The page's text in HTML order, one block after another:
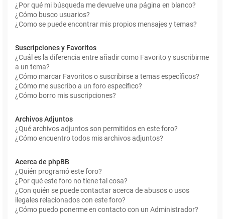
¿Por qué mi búsqueda me devuelve una página en blanco?
¿Cómo busco usuarios?
¿Como se puede encontrar mis propios mensajes y temas?
Suscripciones y Favoritos
¿Cuál es la diferencia entre añadir como Favorito y suscribirme
a un tema?
¿Cómo marcar Favoritos o suscribirse a temas específicos?
¿Cómo me suscribo a un foro específico?
¿Cómo borro mis suscripciones?
Archivos Adjuntos
¿Qué archivos adjuntos son permitidos en este foro?
¿Cómo encuentro todos mis archivos adjuntos?
Acerca de phpBB
¿Quién programó este foro?
¿Por qué este foro no tiene tal cosa?
¿Con quién se puede contactar acerca de abusos o usos
ilegales relacionados con este foro?
¿Cómo puedo ponerme en contacto con un Administrador?